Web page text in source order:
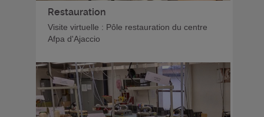
Restauration
Visite virtuelle : Pôle restauration du centre
Afpa d'Ajaccio